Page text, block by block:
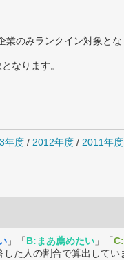
のみランクイン対象と
なります。
年度 / 2012年度 / 2011年度
」「B:まあ薦めたい 」「
した人の割合で算出してい